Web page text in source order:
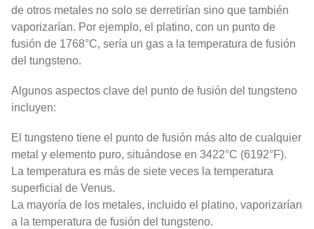
de otros metales no solo se derretirían sino que también
vaporizarían. Por ejemplo, el platino, con un punto de
fusión de 1768°C, sería un gas a la temperatura de fusión
del tungsteno.
Algunos aspectos clave del punto de fusión del tungsteno
incluyen:
El tungsteno tiene el punto de fusión más alto de cualquier
metal y elemento puro, situándose en 3422°C (6192°F).
La temperatura es más de siete veces la temperatura
superficial de Venus.
La mayoría de los metales, incluido el platino, vaporizarían
a la temperatura de fusión del tungsteno.